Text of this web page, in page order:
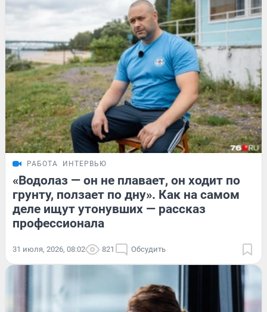
РАБОТА ИНТЕРВЬЮ
«Водолаз — он не плавает, он ходит по
грунту, ползает по дну». Как на самом
деле ищут утонувших — рассказ
профессионала
31 июля, 2026, 08:02 821 Обсудить